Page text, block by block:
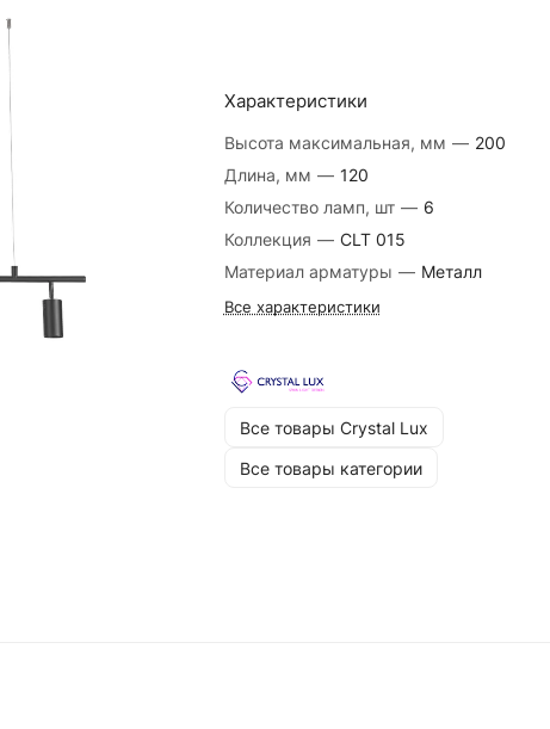
Характеристики
Высота максимальная, мм — 200
Длина, мм — 120
Количество ламп, шт — 6
Коллекция — CLT 015
Материал арматуры — Металл
Все характеристики
Все товары Crystal Lux
Все товары категории